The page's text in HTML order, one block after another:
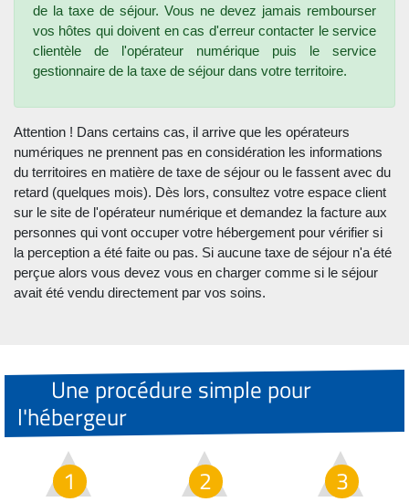
de la taxe de séjour. Vous ne devez jamais rembourser
vos hôtes qui doivent en cas d'erreur contacter le service
clientèle de l'opérateur numérique puis le service
gestionnaire de la taxe de séjour dans votre territoire.
Attention ! Dans certains cas, il arrive que les opérateurs
numériques ne prennent pas en considération les informations
du territoires en matière de taxe de séjour ou le fassent avec du
retard (quelques mois). Dès lors, consultez votre espace client
sur le site de l'opérateur numérique et demandez la facture aux
personnes qui vont occuper votre hébergement pour vérifier si
la perception a été faite ou pas. Si aucune taxe de séjour n'a été
perçue alors vous devez vous en charger comme si le séjour
avait été vendu directement par vos soins.
Une procédure simple pour
l'hébergeur